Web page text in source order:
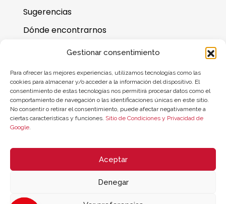
Gestionar consentimiento
Para ofrecer las mejores experiencias, utilizamos tecnologías como las
cookies para almacenar y/o acceder a la información del dispositivo. El
consentimiento de estas tecnologías nos permitirá procesar datos como el
comportamiento de navegación o las identificaciones únicas en este sitio.
No consentir o retirar el consentimiento, puede afectar negativamente a
ciertas características y funciones. Sitio de Condiciones y Privacidad de
Google.
Aceptar
Denegar
Sugerencias
Dónde encontrarnos
Preguntas frecuentes
© 2026 ZYCLE OFFICIAL | The Latest Technology for your Workouts
Todos los derechos reservados